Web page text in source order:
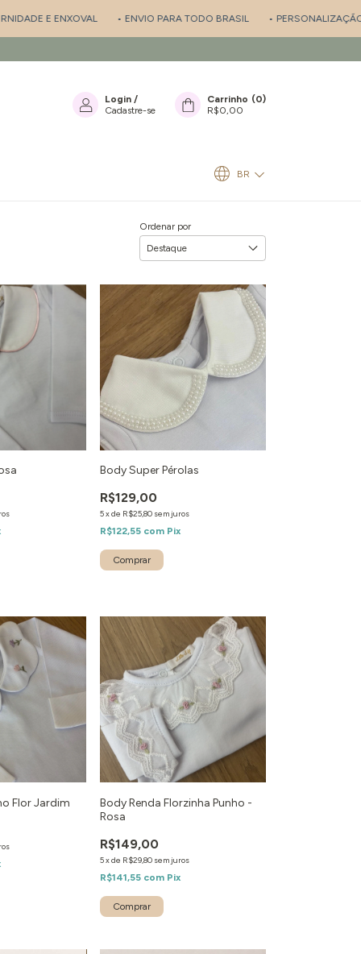
• ENVIO PARA TODO BRASIL • PERSONALIZAÇÃO FEITO A MÃO
Login /
Cadastre-se
Carrinho (0)
R$0,00
BR
Ordenar por
Body Super Pérolas
R$129,00
5xde R$25,80 sem juros
R$122,55 com Pix
Flor Jardim
Body Renda Florzinha Punho -
Rosa
R$149,00
5xde R$29,80 sem juros
R$141,55 com Pix